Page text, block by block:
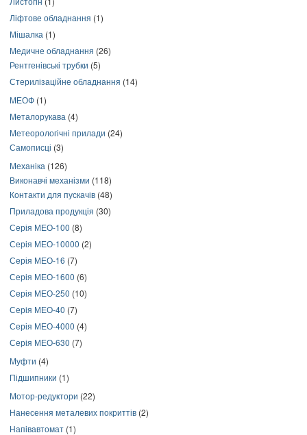
Ліфтове обладнання (1)
Мішалка (1)
Медичне обладнання (26)
Рентгенівські трубки (5)
Стерилізаційне обладнання (14)
МЕОФ (1)
Металорукава (4)
Метеорологічні прилади (24)
Самописці (3)
Механіка (126)
Виконавчі механізми (118)
Контакти для пускачів (48)
Приладова продукція (30)
Серія МЕО-100 (8)
Серія МЕО-10000 (2)
Серія МЕО-16 (7)
Серія МЕО-1600 (6)
Серія МЕО-250 (10)
Серія МЕО-40 (7)
Серія МЕО-4000 (4)
Серія МЕО-630 (7)
Муфти (4)
Підшипники (1)
Мотор-редуктори (22)
Нанесення металевих покриттів (2)
Напівавтомат (1)